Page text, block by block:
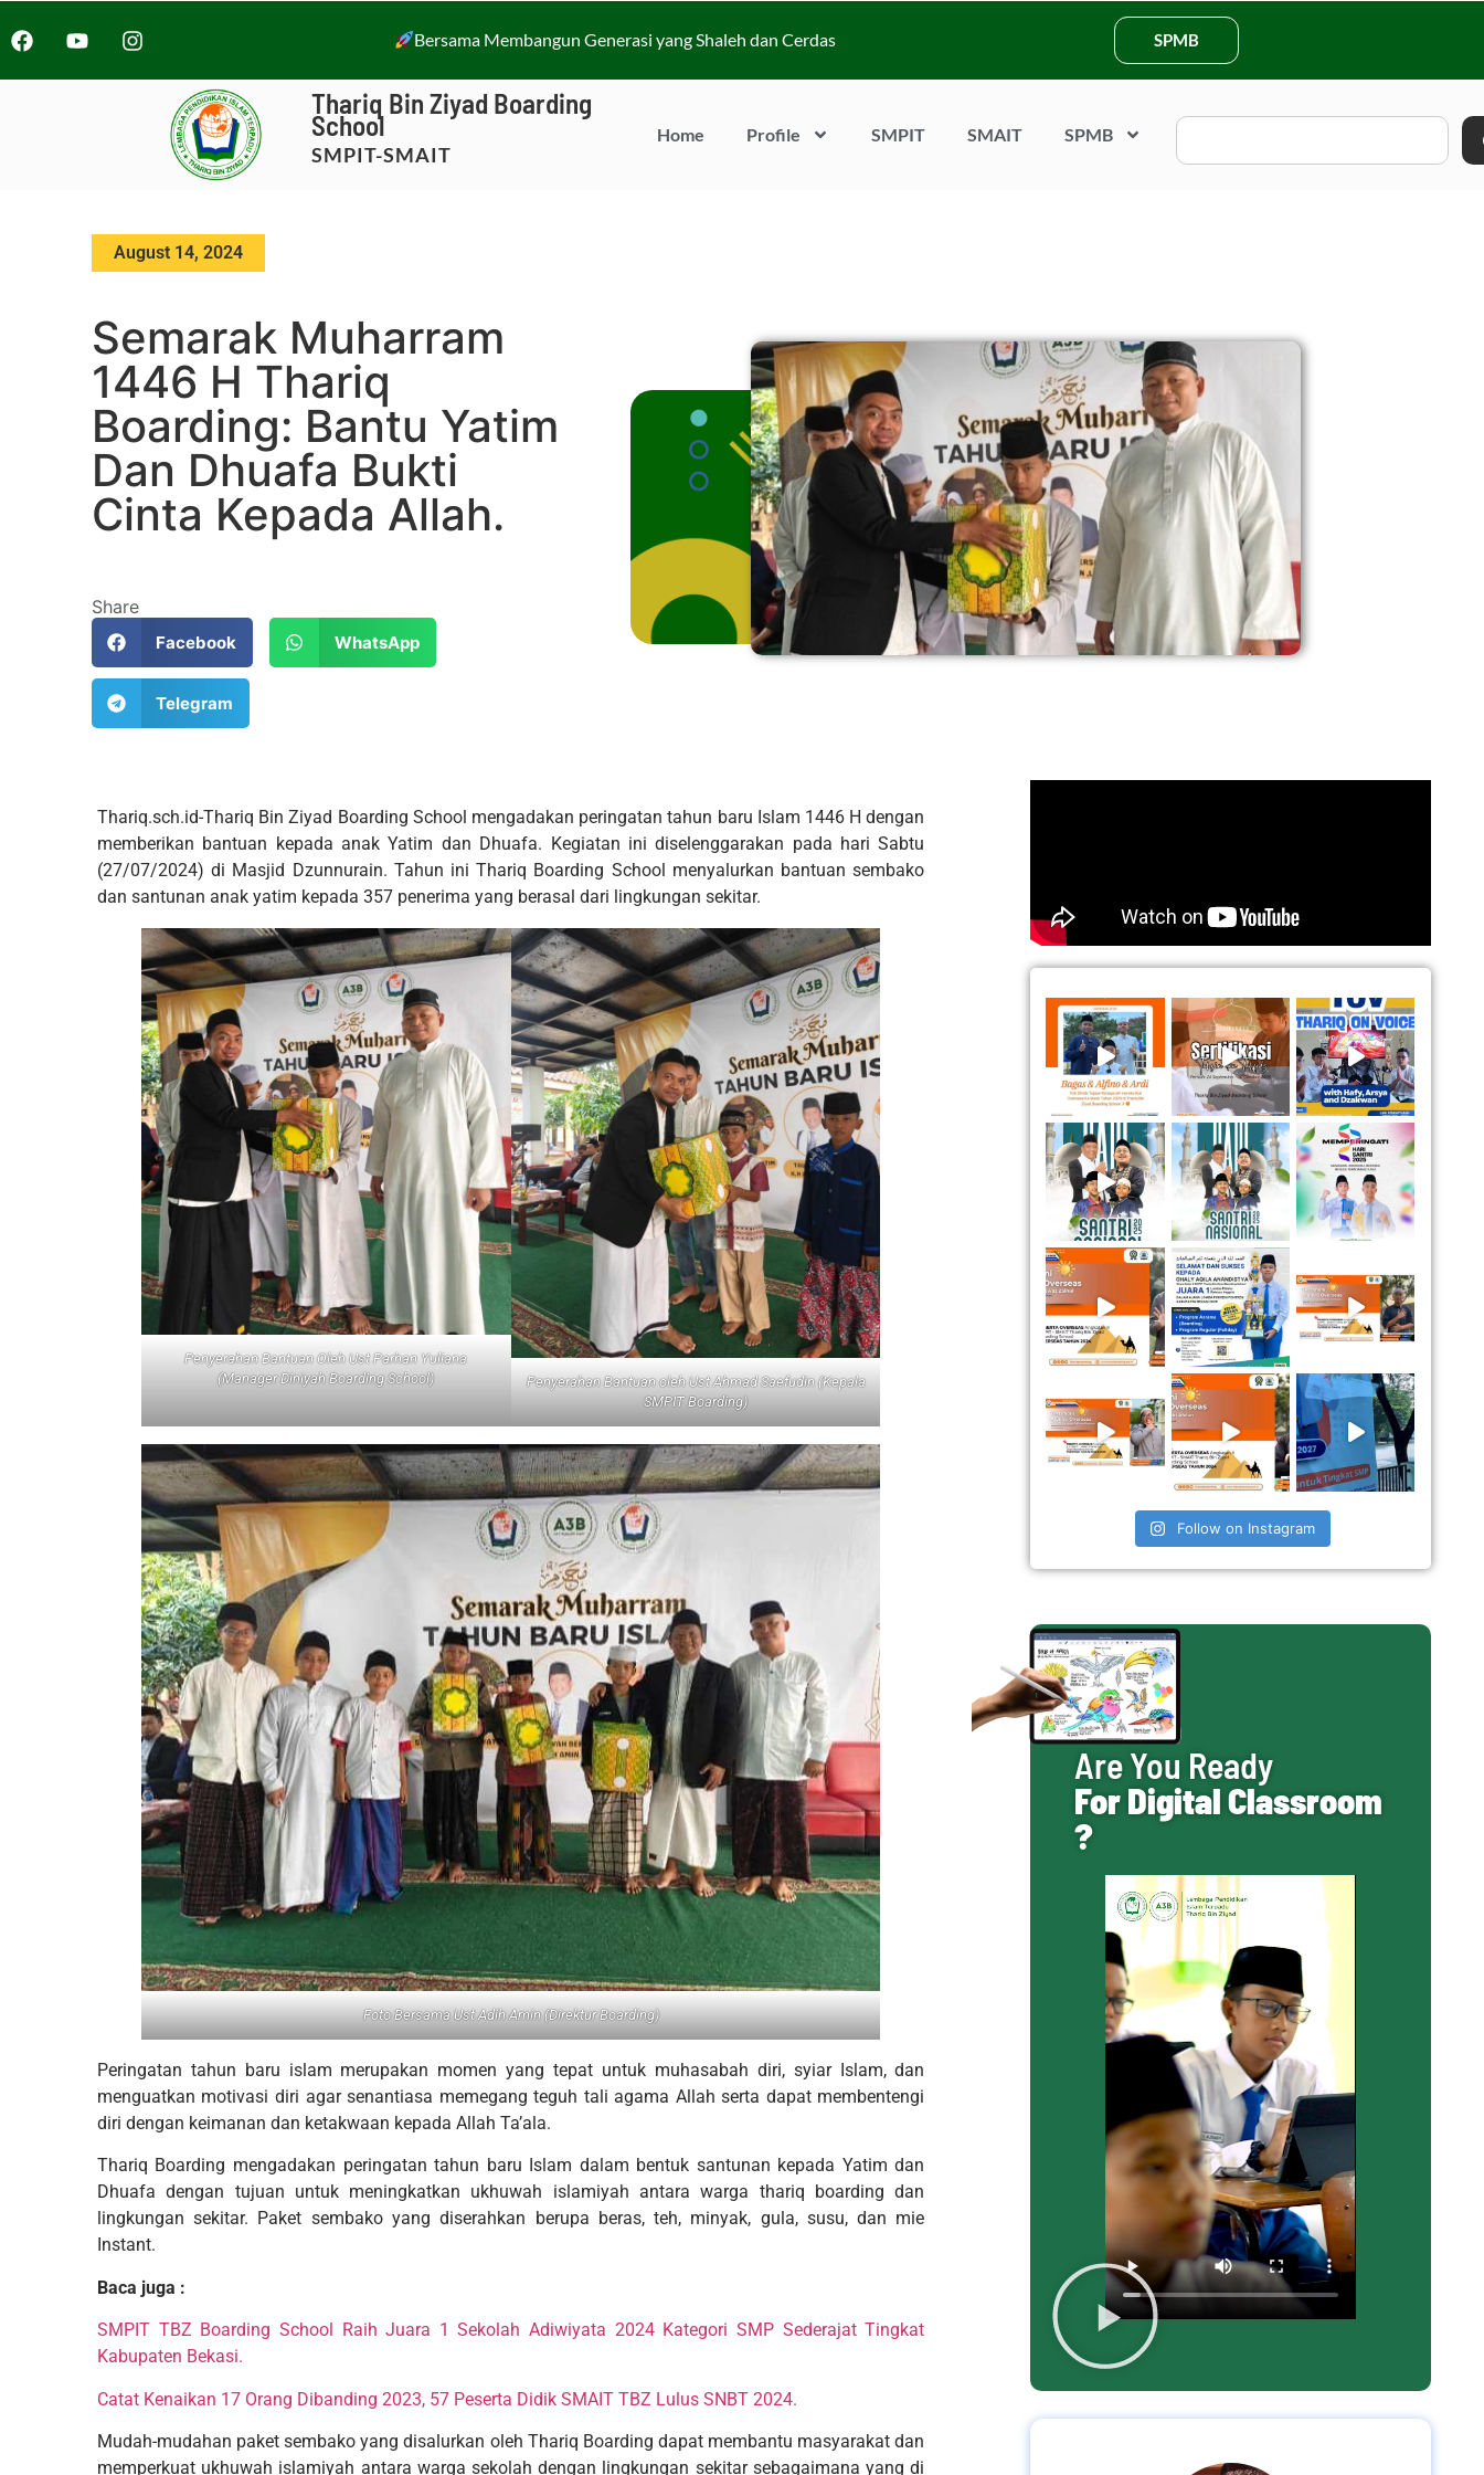
Bersama Membangun Generasi yang Shaleh dan Cerdas SPMB
Thariq Bin Ziyad Boarding
School
SMPIT-SMAIT
Home Profile SMPIT SMAIT SPMB
August 14, 2024
Semarak Muharram
1446 H Thariq
Boarding: Bantu Yatim
Dan Dhuafa Bukti
Cinta Kepada Allah.
Share
Facebook WhatsApp
Telegram
Thariq.sch.id-Thariq Bin Ziyad Boarding School mengadakan peringatan tahun baru Islam 1446 H dengan
memberikan bantuan kepada anak Yatim dan Dhuafa. Kegiatan ini diselenggarakan pada hari Sabtu
(27/07/2024) di Masjid Dzunnurain. Tahun ini Thariq Boarding School menyalurkan bantuan sembako
dan santunan anak yatim kepada 357 penerima yang berasal dari lingkungan sekitar.
Penyerahan Bantuan Oleh Ust Parhan Yuliana
(Manager Diniyah Boarding School)
Penyerahan Bantuan oleh Ust Ahmad Saefudin (Kepala
SMPIT Boarding)
Foto Bersama Ust Adih Amin (Direktur Boarding)
Peringatan tahun baru islam merupakan momen yang tepat untuk muhasabah diri, syiar Islam, dan
menguatkan motivasi diri agar senantiasa memegang teguh tali agama Allah serta dapat membentengi
diri dengan keimanan dan ketakwaan kepada Allah Ta’ala.
Thariq Boarding mengadakan peringatan tahun baru Islam dalam bentuk santunan kepada Yatim dan
Dhuafa dengan tujuan untuk meningkatkan ukhuwah islamiyah antara warga thariq boarding dan
lingkungan sekitar. Paket sembako yang diserahkan berupa beras, teh, minyak, gula, susu, dan mie
Instant.
Baca juga :
SMPIT TBZ Boarding School Raih Juara 1 Sekolah Adiwiyata 2024 Kategori SMP Sederajat Tingkat
Kabupaten Bekasi.
Catat Kenaikan 17 Orang Dibanding 2023, 57 Peserta Didik SMAIT TBZ Lulus SNBT 2024.
Mudah-mudahan paket sembako yang disalurkan oleh Thariq Boarding dapat membantu masyarakat dan
memperkuat ukhuwah islamiyah antara warga sekolah dengan lingkungan sekitar sebagaimana yang di
Follow on Instagram
Are You Ready
For Digital Classroom
?